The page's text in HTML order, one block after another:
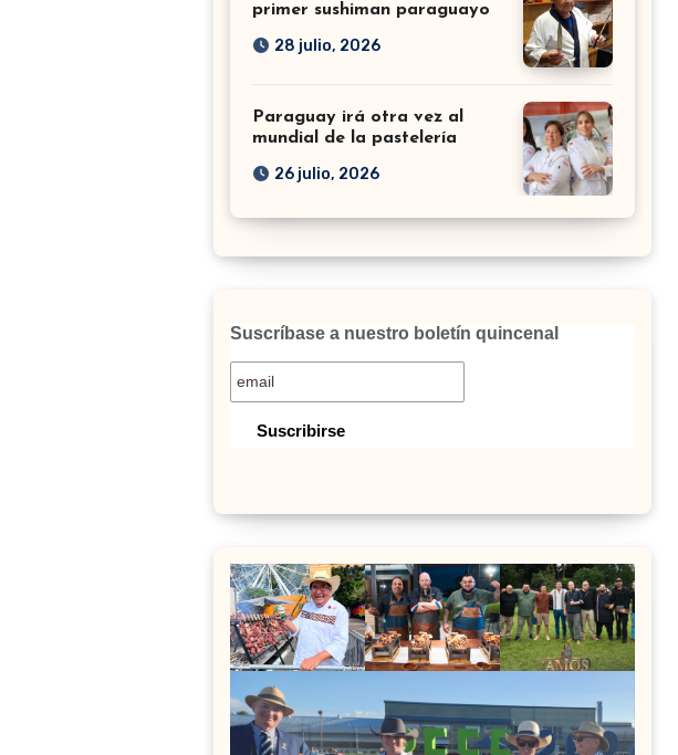
primer sushiman paraguayo
28 julio, 2026
Paraguay irá otra vez al
mundial de la pastelería
26 julio, 2026
Suscríbase a nuestro boletín quincenal